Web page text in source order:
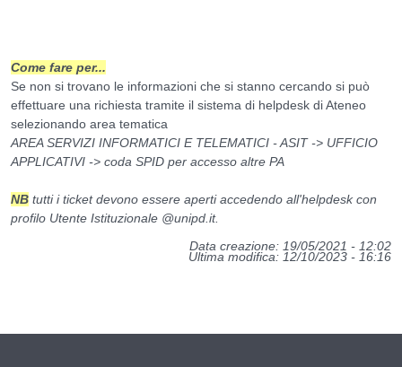
Come fare per...
Se non si trovano le informazioni che si stanno cercando si può
effettuare una richiesta tramite il sistema di helpdesk di Ateneo
selezionando area tematica
AREA SERVIZI INFORMATICI E TELEMATICI - ASIT -> UFFICIO
APPLICATIVI -> coda SPID per accesso altre PA
NB tutti i ticket devono essere aperti accedendo all'helpdesk con
profilo Utente Istituzionale @unipd.it.
Data creazione: 19/05/2021 - 12:02
Ultima modifica: 12/10/2023 - 16:16